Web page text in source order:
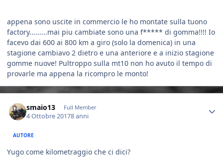
appena sono uscite in commercio le ho montate sulla tuono
factory.........mai piu cambiate sono una f***** di gomma!!!! Io
facevo dai 600 ai 800 km a giro (solo la domenica) in una
stagione cambiavo 2 dietro e una anteriore e a inizio stagione
gomme nuove! Pultroppo sulla mt10 non ho avuto il tempo di
provarle ma appena la ricompro le monto!
smaio13 Full Member
4 Ottobre 20178 anni
AUTORE
Yugo come kilometraggio che ci dici?